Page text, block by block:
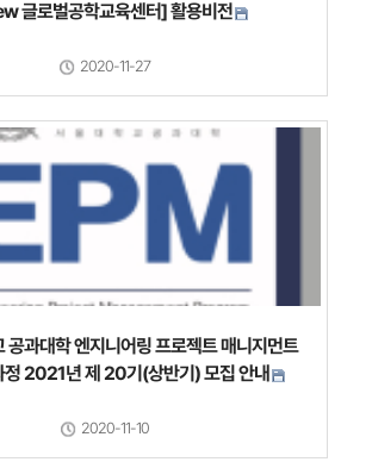
글로벌공학교육센터] 활용비전
2020-11-27
공과대학 엔지니어링 프로젝트 매니지먼트
정 2021년 제 20기(상반기) 모집 안내
2020-11-10